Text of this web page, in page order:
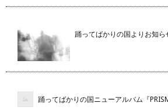
踊ってばかりの国よりお知ら
踊ってばかりの国ニューアルバム『